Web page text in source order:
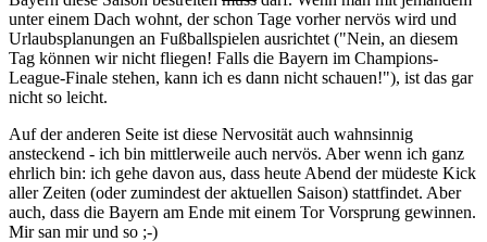
unter einem Dach wohnt, der schon Tage vorher nervös wird und
Urlaubsplanungen an Fußballspielen ausrichtet ("Nein, an diesem
Tag können wir nicht fliegen! Falls die Bayern im Champions-
League-Finale stehen, kann ich es dann nicht schauen!"), ist das gar
nicht so leicht.
Auf der anderen Seite ist diese Nervosität auch wahnsinnig
ansteckend - ich bin mittlerweile auch nervös. Aber wenn ich ganz
ehrlich bin: ich gehe davon aus, dass heute Abend der müdeste Kick
aller Zeiten (oder zumindest der aktuellen Saison) stattfindet. Aber
auch, dass die Bayern am Ende mit einem Tor Vorsprung gewinnen.
Mir san mir und so ;-)